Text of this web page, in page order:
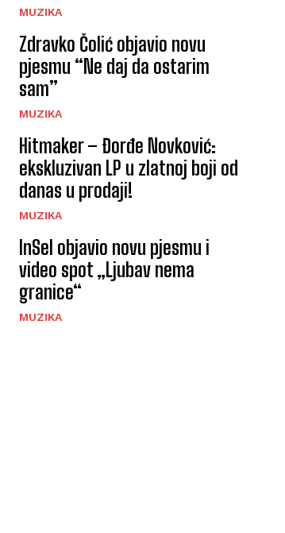
MUZIKA
Zdravko Čolić objavio novu
pjesmu “Ne daj da ostarim
sam”
MUZIKA
Hitmaker – Đorđe Novković:
ekskluzivan LP u zlatnoj boji od
danas u prodaji!
MUZIKA
InSel objavio novu pjesmu i
video spot „Ljubav nema
granice“
MUZIKA